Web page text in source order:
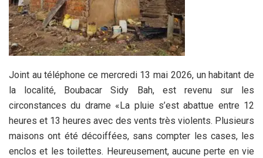
Joint au téléphone ce mercredi 13 mai 2026, un habitant de
la localité, Boubacar Sidy Bah, est revenu sur les
circonstances du drame «La pluie s’est abattue entre 12
heures et 13 heures avec des vents très violents. Plusieurs
maisons ont été décoiffées, sans compter les cases, les
enclos et les toilettes. Heureusement, aucune perte en vie